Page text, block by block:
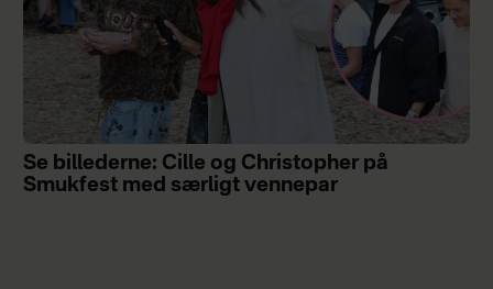
Se billederne: Cille og Christopher på
Smukfest med særligt vennepar